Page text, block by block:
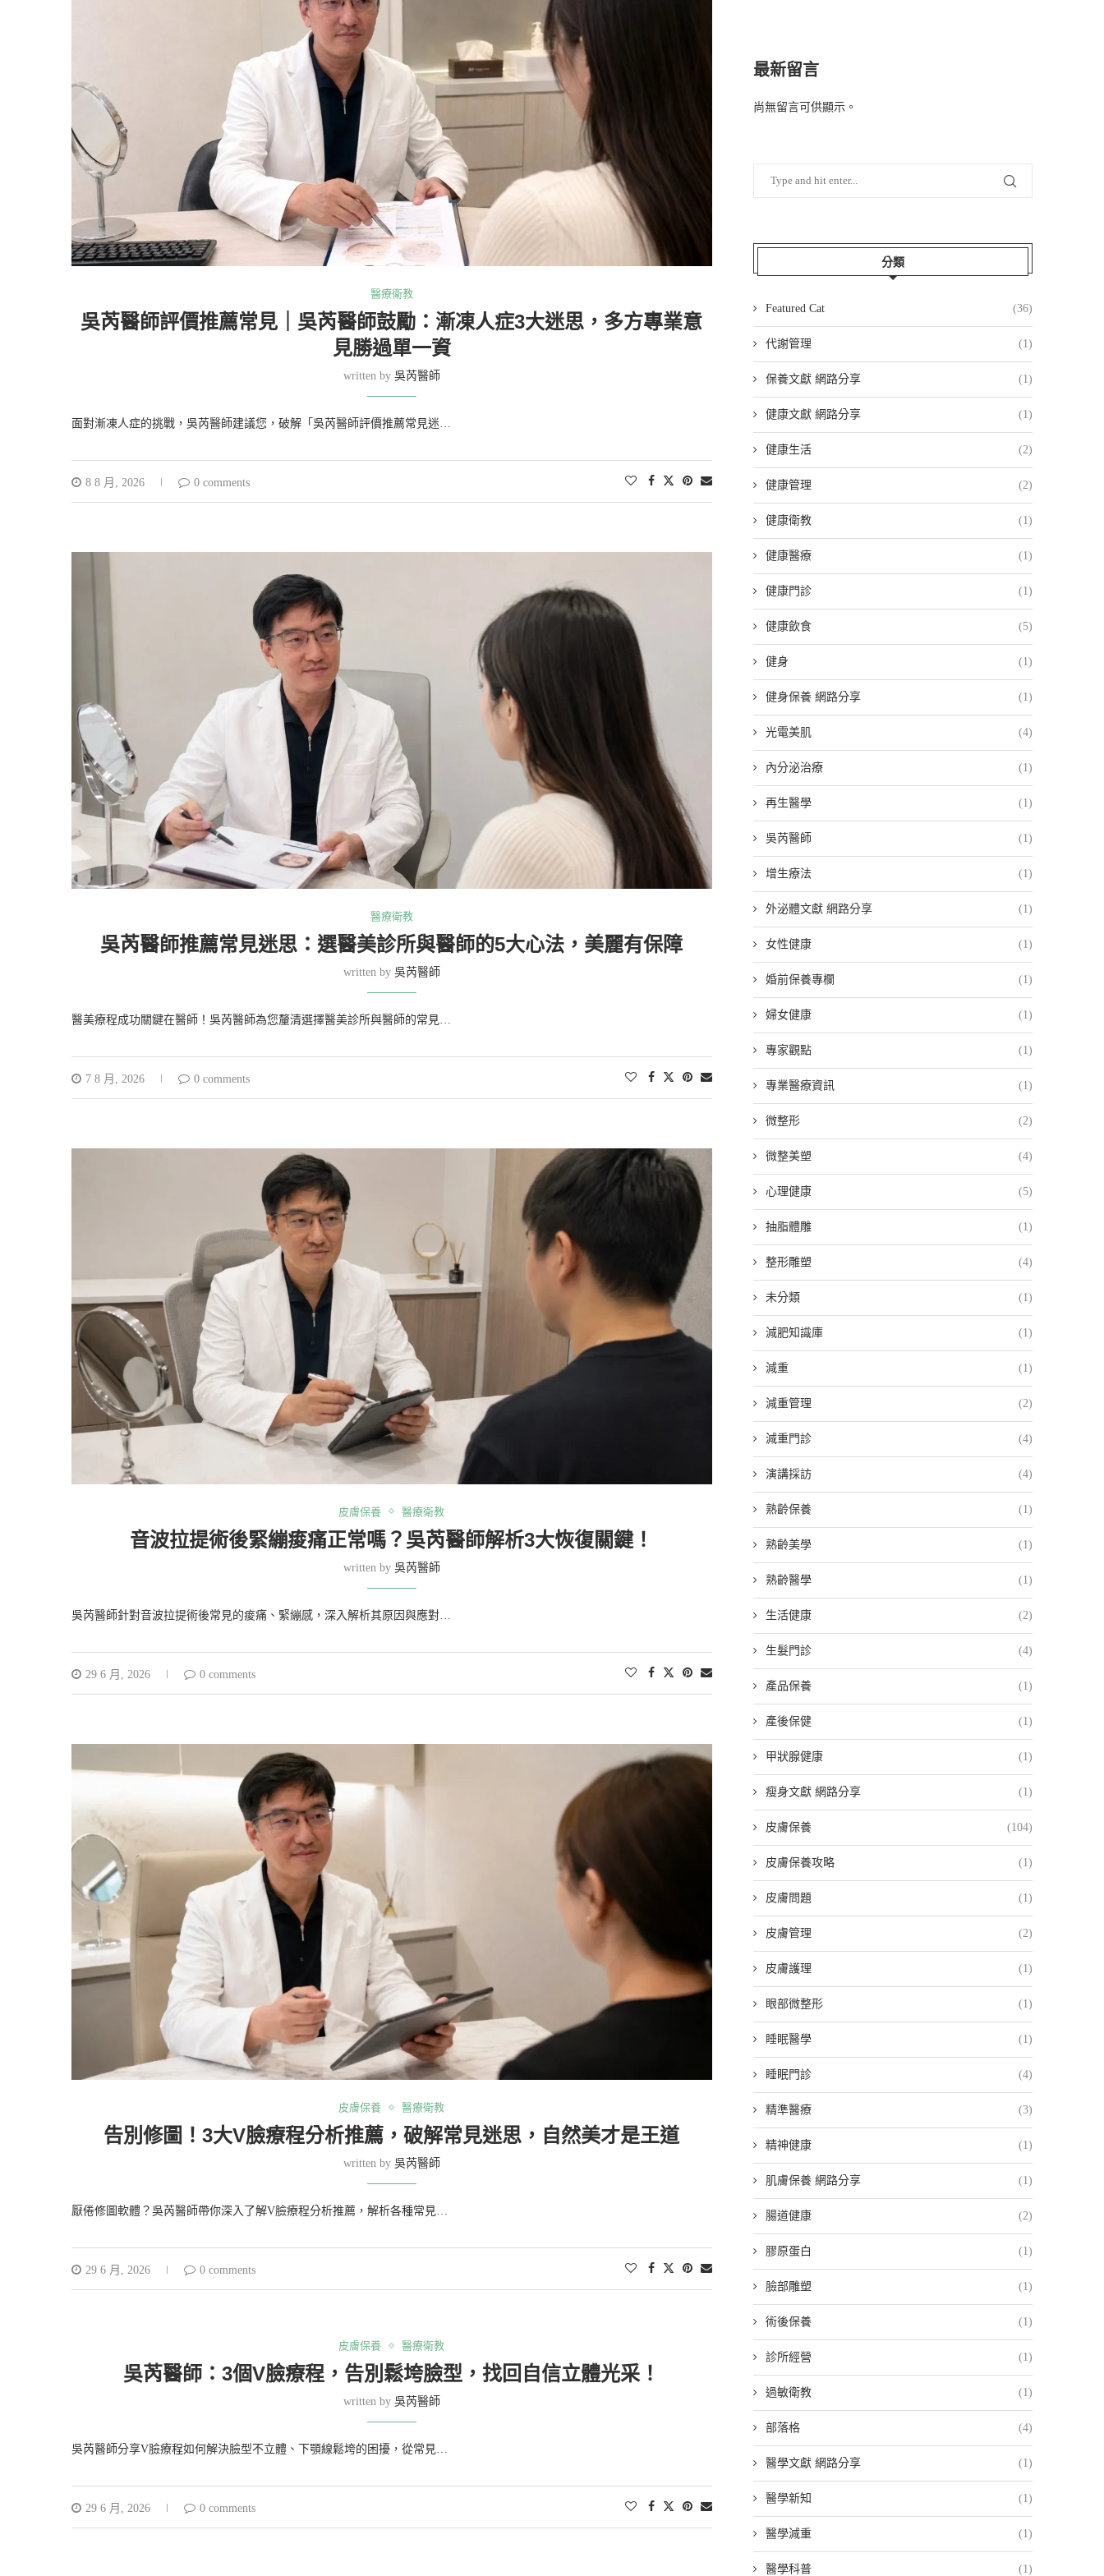
醫療衛教
吳芮醫師評價推薦常見｜吳芮醫師鼓勵：漸凍人症3大迷思，多方專業意
見勝過單一資
written by 吳芮醫師
面對漸凍人症的挑戰，吳芮醫師建議您，破解「吳芮醫師評價推薦常見迷…
8 8 月, 2026 0 comments
醫療衛教
吳芮醫師推薦常見迷思：選醫美診所與醫師的5大心法，美麗有保障
written by 吳芮醫師
醫美療程成功關鍵在醫師！吳芮醫師為您釐清選擇醫美診所與醫師的常見…
7 8 月, 2026 0 comments
皮膚保養 醫療衛教
音波拉提術後緊繃痠痛正常嗎？吳芮醫師解析3大恢復關鍵！
written by 吳芮醫師
吳芮醫師針對音波拉提術後常見的痠痛、緊繃感，深入解析其原因與應對…
29 6 月, 2026 0 comments
皮膚保養 醫療衛教
告別修圖！3大V臉療程分析推薦，破解常見迷思，自然美才是王道
written by 吳芮醫師
厭倦修圖軟體？吳芮醫師帶你深入了解V臉療程分析推薦，解析各種常見…
29 6 月, 2026 0 comments
皮膚保養 醫療衛教
吳芮醫師：3個V臉療程，告別鬆垮臉型，找回自信立體光采！
written by 吳芮醫師
吳芮醫師分享V臉療程如何解決臉型不立體、下顎線鬆垮的困擾，從常見…
29 6 月, 2026 0 comments
最新留言
尚無留言可供顯示。
分類
Featured Cat (36)
代謝管理 (1)
保養文獻 網路分享 (1)
健康文獻 網路分享 (1)
健康生活 (2)
健康管理 (2)
健康衛教 (1)
健康醫療 (1)
健康門診 (1)
健康飲食 (5)
健身 (1)
健身保養 網路分享 (1)
光電美肌 (4)
內分泌治療 (1)
再生醫學 (1)
吳芮醫師 (1)
增生療法 (1)
外泌體文獻 網路分享 (1)
女性健康 (1)
婚前保養專欄 (1)
婦女健康 (1)
專家觀點 (1)
專業醫療資訊 (1)
微整形 (2)
微整美塑 (4)
心理健康 (5)
抽脂體雕 (1)
整形雕塑 (4)
未分類 (1)
減肥知識庫 (1)
減重 (1)
減重管理 (2)
減重門診 (4)
演講採訪 (4)
熟齡保養 (1)
熟齡美學 (1)
熟齡醫學 (1)
生活健康 (2)
生髮門診 (4)
產品保養 (1)
產後保健 (1)
甲狀腺健康 (1)
瘦身文獻 網路分享 (1)
皮膚保養 (104)
皮膚保養攻略 (1)
皮膚問題 (1)
皮膚管理 (2)
皮膚護理 (1)
眼部微整形 (1)
睡眠醫學 (1)
睡眠門診 (4)
精準醫療 (3)
精神健康 (1)
肌膚保養 網路分享 (1)
腸道健康 (2)
膠原蛋白 (1)
臉部雕塑 (1)
術後保養 (1)
診所經營 (1)
過敏衛教 (1)
部落格 (4)
醫學文獻 網路分享 (1)
醫學新知 (1)
醫學減重 (1)
醫學科普 (1)